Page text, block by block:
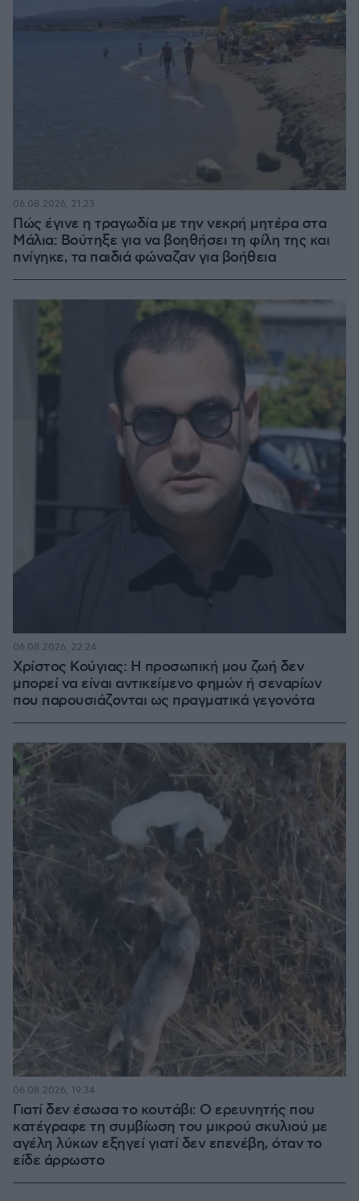
Πώς έγινε η τραγωδία με την νεκρή μητέρα στα
Μάλια: Βούτηξε για να βοηθήσει τη φίλη της και
πνίγηκε, τα παιδιά φώναζαν για βοήθεια
06.08.2026, 21:23
Χρίστος Κούγιας: Η προσωπική μου ζωή δεν
μπορεί να είναι αντικείμενο φημών ή σεναρίων
που παρουσιάζονται ως πραγματικά γεγονότα
06.08.2026, 22:24
Γιατί δεν έσωσα το κουτάβι: Ο ερευνητής που
κατέγραφε τη συμβίωση του μικρού σκυλιού με
αγέλη λύκων εξηγεί γιατί δεν επενέβη, όταν το
είδε άρρωστο
06.08.2026, 19:34